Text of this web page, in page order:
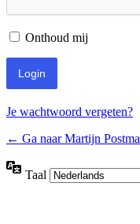
Onthoud mij
Je wachtwoord vergeten?
← Ga naar Martijn Postma
Taal